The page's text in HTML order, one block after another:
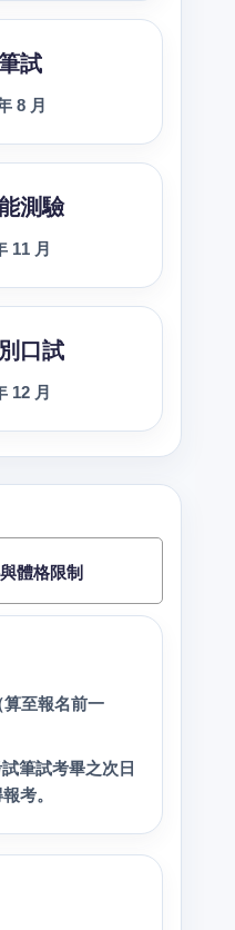
試
8 月
測驗
11 月
口試
12 月
體格限制
算至報名前一
筆試考畢之次日
考。